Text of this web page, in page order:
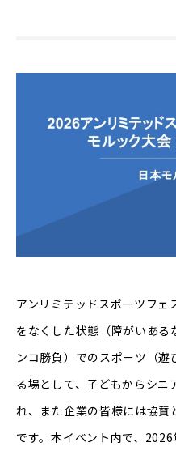
アンリミテッドスポーツフェ
をなくした状態（障がいあ
ンコ勝負）でのスポーツ（
る場として、子どもからシニ
れ、また企業の皆様には協賛
です。本イベント内で、